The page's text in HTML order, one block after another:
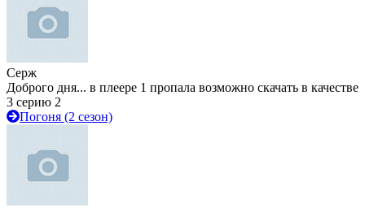
Серж
Доброго дня... в плеере 1 пропала возможно скачать в качестве
3 серию 2
Погоня (2 сезон)